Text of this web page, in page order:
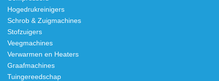
Hogedrukreinigers
Schrob & Zuigmachines
Stofzuigers
Veegmachines
Verwarmen en Heaters
Graafmachines
Tuingereedschap